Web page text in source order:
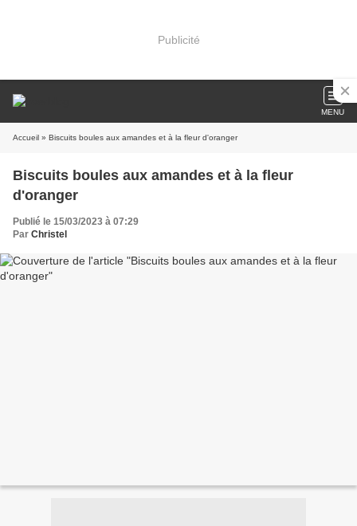
Publicité
MENU
Accueil » Biscuits boules aux amandes et à la fleur d'oranger
Biscuits boules aux amandes et à la fleur
d'oranger
Publié le 15/03/2023 à 07:29
Par Christel